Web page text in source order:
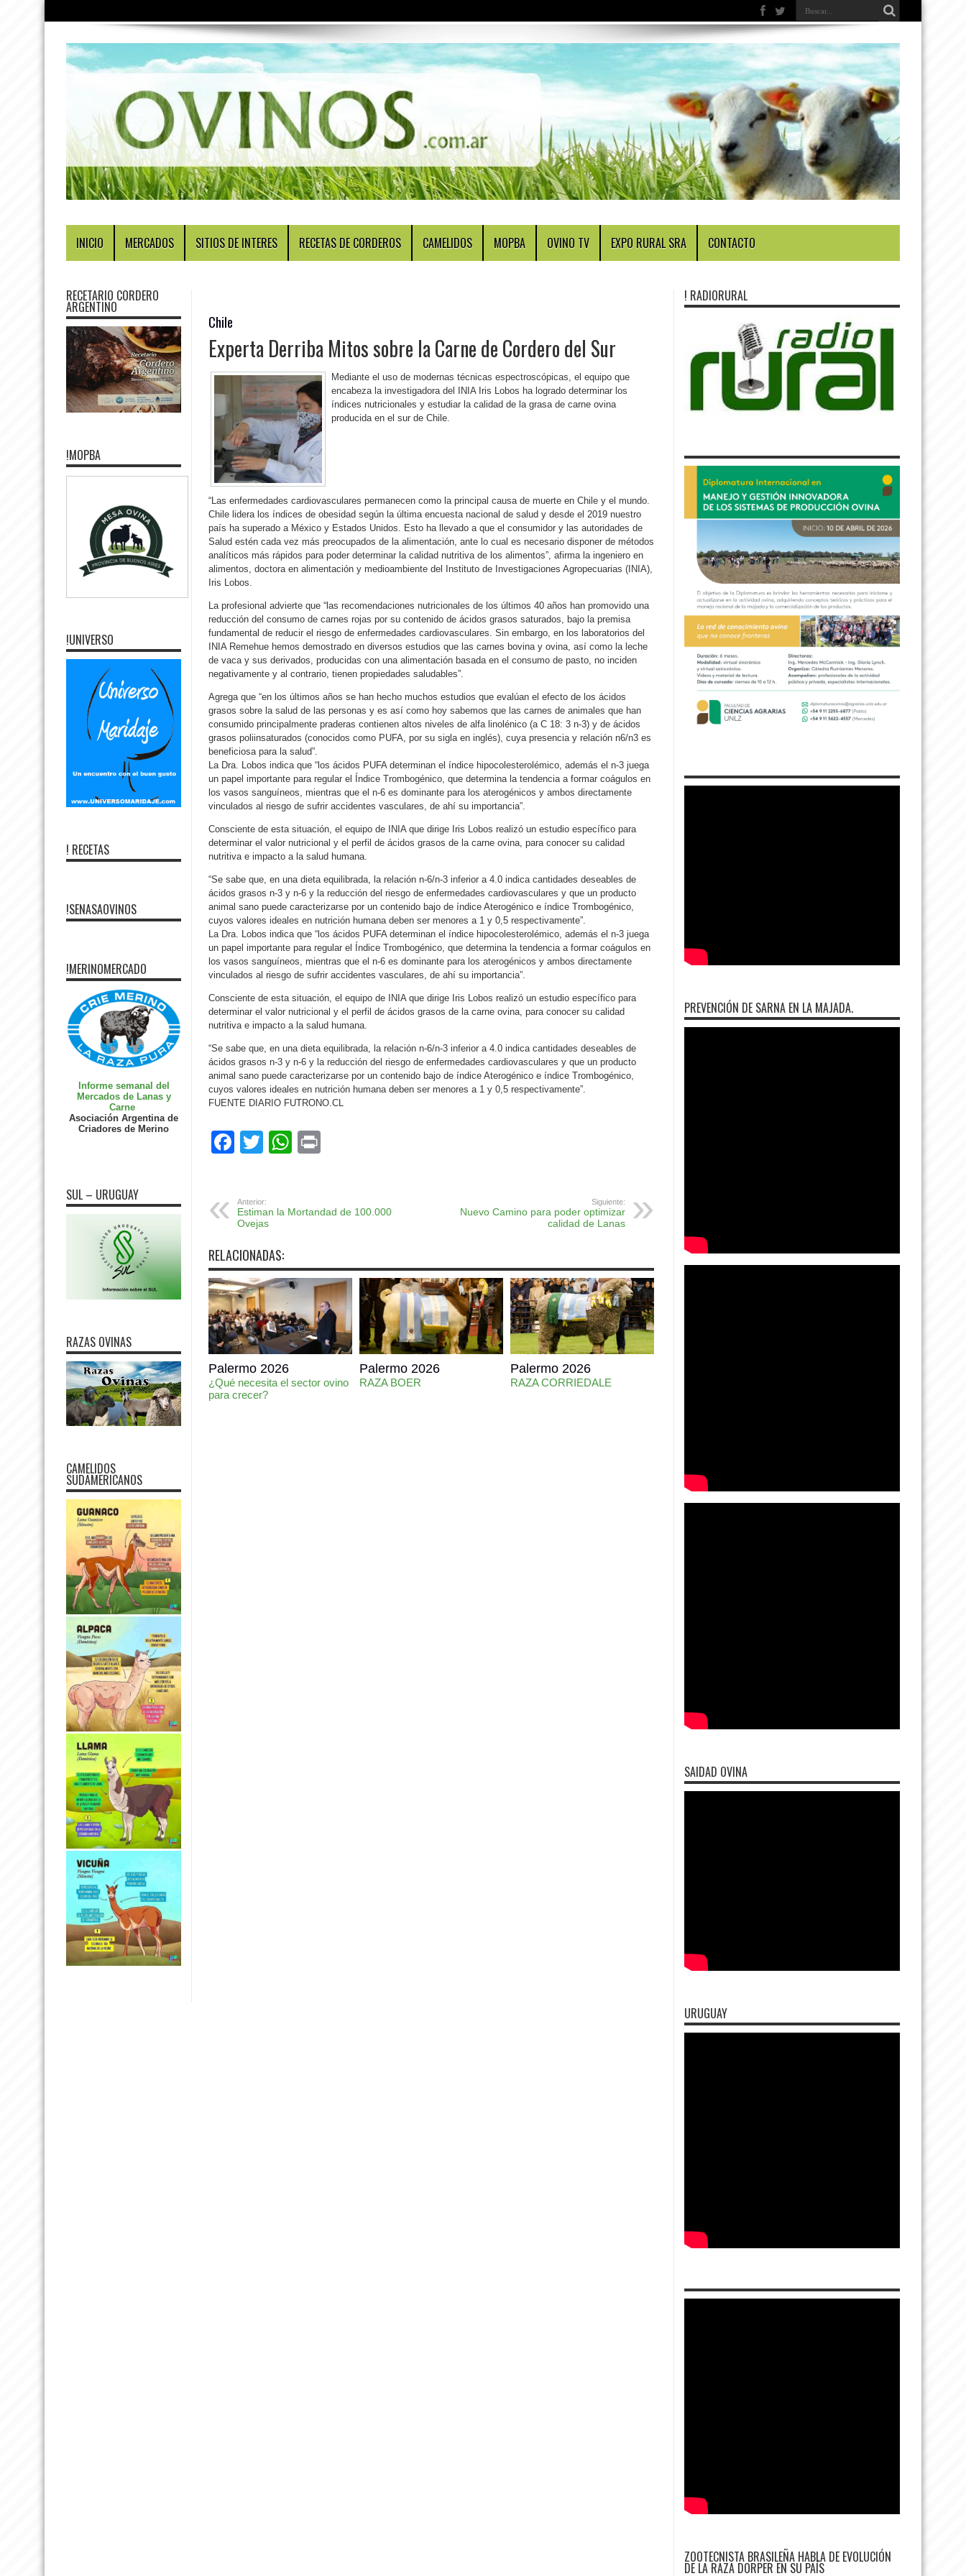
INICIO MERCADOS SITIOS DE INTERES RECETAS DE CORDEROS CAMELIDOS MOPBA OVINO TV EXPO RURAL SRA CONTACTO
Chile
Experta Derriba Mitos sobre la Carne de Cordero del Sur
Mediante el uso de modernas técnicas espectroscópicas, el equipo que
encabeza la investigadora del INIA Iris Lobos ha logrado determinar los
índices nutricionales y estudiar la calidad de la grasa de carne ovina
producida en el sur de Chile.
“Las enfermedades cardiovasculares permanecen como la principal causa de muerte en Chile y el mundo.
Chile lidera los índices de obesidad según la última encuesta nacional de salud y desde el 2019 nuestro
país ha superado a México y Estados Unidos. Esto ha llevado a que el consumidor y las autoridades de
Salud estén cada vez más preocupados de la alimentación, ante lo cual es necesario disponer de métodos
analíticos más rápidos para poder determinar la calidad nutritiva de los alimentos”, afirma la ingeniero en
alimentos, doctora en alimentación y medioambiente del Instituto de Investigaciones Agropecuarias (INIA),
Iris Lobos.
La profesional advierte que “las recomendaciones nutricionales de los últimos 40 años han promovido una
reducción del consumo de carnes rojas por su contenido de ácidos grasos saturados, bajo la premisa
fundamental de reducir el riesgo de enfermedades cardiovasculares. Sin embargo, en los laboratorios del
INIA Remehue hemos demostrado en diversos estudios que las carnes bovina y ovina, así como la leche
de vaca y sus derivados, producidas con una alimentación basada en el consumo de pasto, no inciden
negativamente y al contrario, tienen propiedades saludables”.
Agrega que “en los últimos años se han hecho muchos estudios que evalúan el efecto de los ácidos
grasos sobre la salud de las personas y es así como hoy sabemos que las carnes de animales que han
consumido principalmente praderas contienen altos niveles de alfa linolénico (a C 18: 3 n-3) y de ácidos
grasos poliinsaturados (conocidos como PUFA, por su sigla en inglés), cuya presencia y relación n6/n3 es
beneficiosa para la salud”.
La Dra. Lobos indica que “los ácidos PUFA determinan el índice hipocolesterolémico, además el n-3 juega
un papel importante para regular el Índice Trombogénico, que determina la tendencia a formar coágulos en
los vasos sanguíneos, mientras que el n-6 es dominante para los aterogénicos y ambos directamente
vinculados al riesgo de sufrir accidentes vasculares, de ahí su importancia”.
Consciente de esta situación, el equipo de INIA que dirige Iris Lobos realizó un estudio específico para
determinar el valor nutricional y el perfil de ácidos grasos de la carne ovina, para conocer su calidad
nutritiva e impacto a la salud humana.
“Se sabe que, en una dieta equilibrada, la relación n-6/n-3 inferior a 4.0 indica cantidades deseables de
ácidos grasos n-3 y n-6 y la reducción del riesgo de enfermedades cardiovasculares y que un producto
animal sano puede caracterizarse por un contenido bajo de índice Aterogénico e índice Trombogénico,
cuyos valores ideales en nutrición humana deben ser menores a 1 y 0,5 respectivamente”.
La Dra. Lobos indica que “los ácidos PUFA determinan el índice hipocolesterolémico, además el n-3 juega
un papel importante para regular el Índice Trombogénico, que determina la tendencia a formar coágulos en
los vasos sanguíneos, mientras que el n-6 es dominante para los aterogénicos y ambos directamente
vinculados al riesgo de sufrir accidentes vasculares, de ahí su importancia”.
Consciente de esta situación, el equipo de INIA que dirige Iris Lobos realizó un estudio específico para
determinar el valor nutricional y el perfil de ácidos grasos de la carne ovina, para conocer su calidad
nutritiva e impacto a la salud humana.
“Se sabe que, en una dieta equilibrada, la relación n-6/n-3 inferior a 4.0 indica cantidades deseables de
ácidos grasos n-3 y n-6 y la reducción del riesgo de enfermedades cardiovasculares y que un producto
animal sano puede caracterizarse por un contenido bajo de índice Aterogénico e índice Trombogénico,
cuyos valores ideales en nutrición humana deben ser menores a 1 y 0,5 respectivamente”.
FUENTE DIARIO FUTRONO.CL
Facebook
TwitterWhatsApp
Anterior:
Estiman la Mortandad de 100.000
Ovejas
Siguiente:
Nuevo Camino para poder optimizar
calidad de Lanas
RELACIONADAS:
Palermo 2026
¿Qué necesita el sector ovino
para crecer?
Palermo 2026
RAZA BOER
Palermo 2026
RAZA CORRIEDALE
RECETARIO CORDERO
ARGENTINO
!MOPBA
!UNIVERSO
! RECETAS
!SENASAOVINOS
!MERINOMERCADO
Informe semanal del
Mercados de Lanas y
Carne
Asociación Argentina de
Criadores de Merino
SUL – URUGUAY
RAZAS OVINAS
CAMELIDOS
SUDAMERICANOS
! RADIORURAL
PREVENCIÓN DE SARNA EN LA MAJADA.
SAIDAD OVINA
URUGUAY
ZOOTECNISTA BRASILEÑA HABLA DE EVOLUCIÓN
DE LA RAZA DORPER EN SU PAÍS